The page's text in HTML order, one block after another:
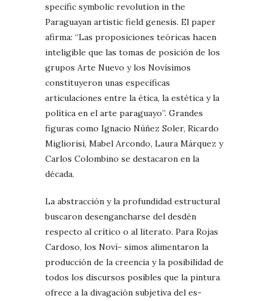
specific symbolic revolution in the
Paraguayan artistic field genesis. El paper
afirma: “Las proposiciones teóricas hacen
inteligible que las tomas de posición de los
grupos Arte Nuevo y los Novísimos
constituyeron unas específicas
articulaciones entre la ética, la estética y la
política en el arte paraguayo”. Grandes
figuras como Ignacio Núñez Soler, Ricardo
Migliorisi, Mabel Arcondo, Laura Márquez y
Carlos Colombino se destacaron en la
década.
La abstracción y la profundidad estructural
buscaron desengancharse del desdén
respecto al crítico o al literato. Para Rojas
Cardoso, los Noví- simos alimentaron la
producción de la creencia y la posibilidad de
todos los discursos posibles que la pintura
ofrece a la divagación subjetiva del es-